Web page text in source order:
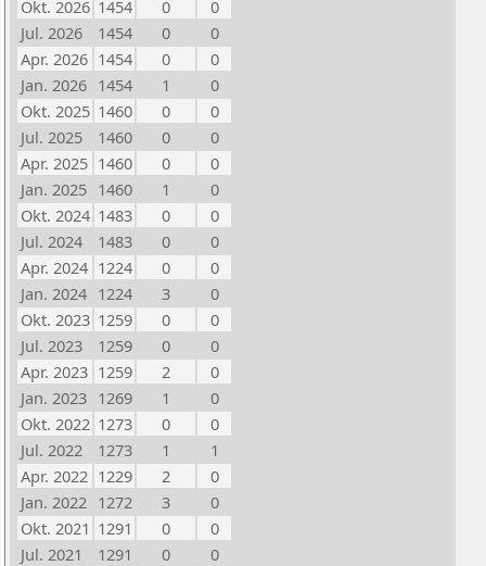
Okt. 2026 1454 0
0
Jul. 2026
1454 0
0
Apr. 2026 1454 0
0
Jan. 2026 1454 1
0
Okt. 2025 1460 0
0
Jul. 2025
1460 0
0
Apr. 2025 1460 0
0
Jan. 2025 1460 1
0
Okt. 2024 1483 0
0
Jul. 2024
1483 0
0
Apr. 2024 1224 0
0
Jan. 2024 1224 3
0
Okt. 2023 1259 0
0
Jul. 2023
1259 0
0
Apr. 2023 1259 2
0
Jan. 2023 1269 1
0
Okt. 2022 1273 0
0
Jul. 2022
1273 1
1
Apr. 2022 1229 2
0
Jan. 2022 1272 3
0
Okt. 2021 1291 0
0
Jul. 2021
1291 0
0